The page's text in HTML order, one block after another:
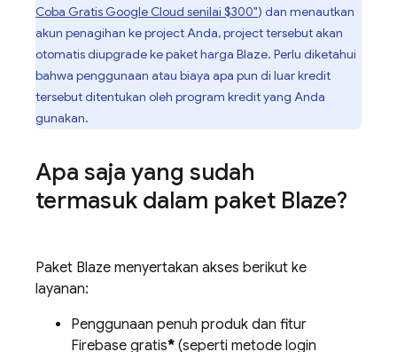
Coba Gratis Google Cloud senilai $300") dan menautkan
akun penagihan ke project Anda, project tersebut akan
otomatis diupgrade ke paket harga Blaze. Perlu diketahui
bahwa penggunaan atau biaya apa pun di luar kredit
tersebut ditentukan oleh program kredit yang Anda
gunakan.
Apa saja yang sudah
termasuk dalam paket Blaze?
Paket Blaze menyertakan akses berikut ke
layanan:
Penggunaan penuh produk dan fitur
Firebase gratis* (seperti metode login